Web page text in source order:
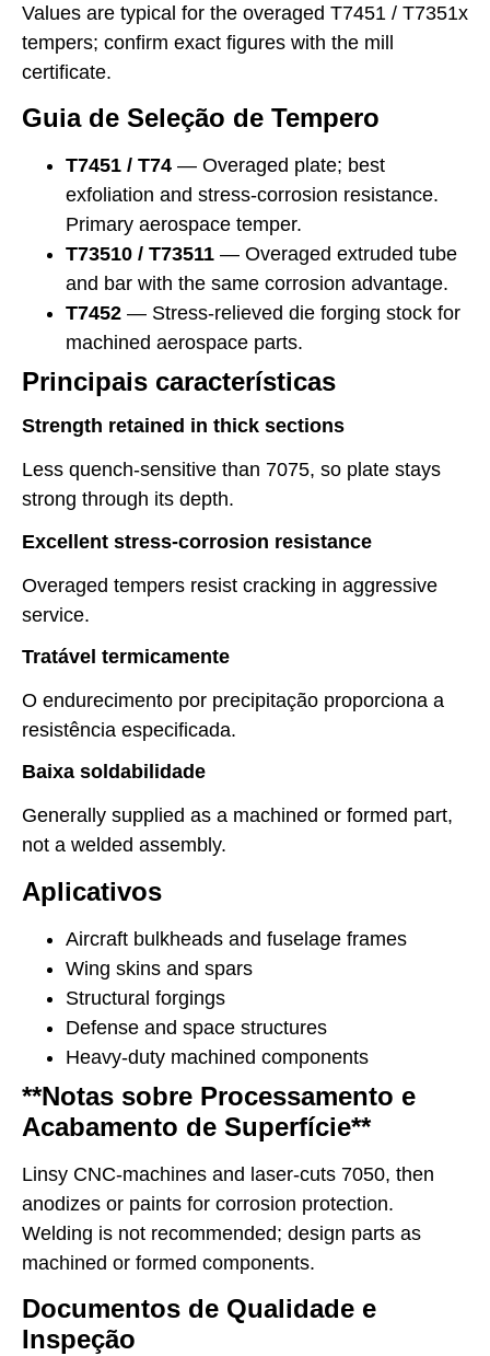
Values are typical for the overaged T7451 / T7351x
tempers; confirm exact figures with the mill
certificate.
Guia de Seleção de Tempero
T7451 / T74 — Overaged plate; best
exfoliation and stress-corrosion resistance.
Primary aerospace temper.
T73510 / T73511 — Overaged extruded tube
and bar with the same corrosion advantage.
T7452 — Stress-relieved die forging stock for
machined aerospace parts.
Principais características
Strength retained in thick sections
Less quench-sensitive than 7075, so plate stays
strong through its depth.
Excellent stress-corrosion resistance
Overaged tempers resist cracking in aggressive
service.
Tratável termicamente
O endurecimento por precipitação proporciona a
resistência especificada.
Baixa soldabilidade
Generally supplied as a machined or formed part,
not a welded assembly.
Aplicativos
Aircraft bulkheads and fuselage frames
Wing skins and spars
Structural forgings
Defense and space structures
Heavy-duty machined components
**Notas sobre Processamento e
Acabamento de Superfície**
Linsy CNC-machines and laser-cuts 7050, then
anodizes or paints for corrosion protection.
Welding is not recommended; design parts as
machined or formed components.
Documentos de Qualidade e
Inspeção